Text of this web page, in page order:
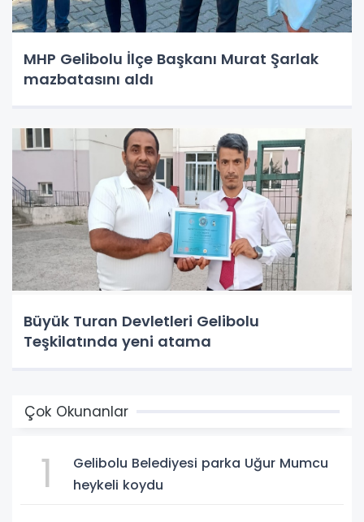
MHP Gelibolu İlçe Başkanı Murat Şarlak
mazbatasını aldı
Büyük Turan Devletleri Gelibolu
Teşkilatında yeni atama
Çok Okunanlar
1
Gelibolu Belediyesi parka Uğur Mumcu
heykeli koydu